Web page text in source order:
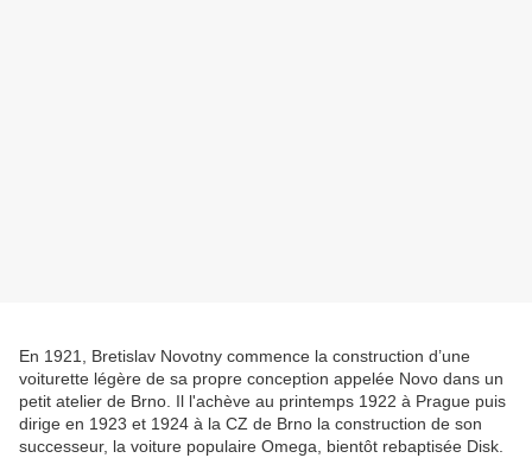
En 1921, Bretislav Novotny commence la construction d’une
voiturette légère de sa propre conception appelée Novo dans un
petit atelier de Brno. Il l'achève au printemps 1922 à Prague puis
dirige en 1923 et 1924 à la CZ de Brno la construction de son
successeur, la voiture populaire Omega, bientôt rebaptisée Disk.